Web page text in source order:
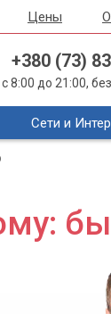
Цены
+380 (73)
с 8:00 до 21:00,
Сети и